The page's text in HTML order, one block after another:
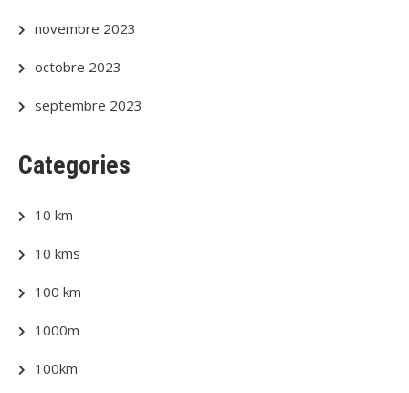
novembre 2023
octobre 2023
septembre 2023
Categories
10 km
10 kms
100 km
1000m
100km